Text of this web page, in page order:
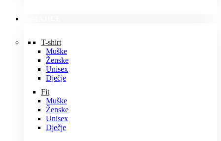
T-shirt
Muške
Ženske
Unisex
Dječje
Fit
Muške
Ženske
Unisex
Dječje